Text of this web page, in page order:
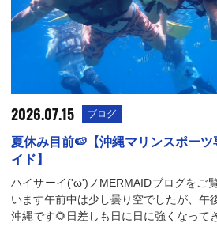
2026.07.15 ブログ
夏休み目前🍉【沖縄マリンスポー
イド】
ハイサーイ('ω')ノMERMAIDブログをご
います午前中は少し曇り空でしたが、午
沖縄です🌻日差しも日に日に強くなって